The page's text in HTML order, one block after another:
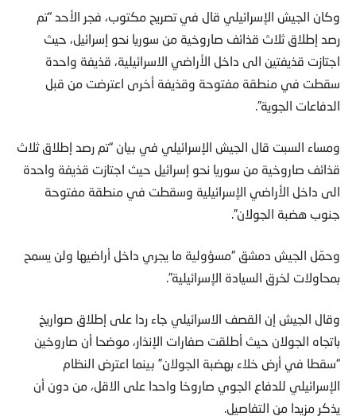
وكان الجيش الإسرائيلي قال في تصريح مكتوب، فجر الأحد “تم
رصد إطلاق ثلاث قذائف صاروخية من سوريا نحو إسرائيل، حيث
اجتازت قذيفتين الى داخل الأراضي الاسرائيلية، قذيفة واحدة
سقطت في منطقة مفتوحة وقذيفة أخرى اعترضت من قبل
الدفاعات الجوية”.
ومساء السبت قال الجيش الإسرائيلي في بيان “تم رصد إطلاق ثلاث
قذائف صاروخية من سوريا نحو إسرائيل حيث اجتازت قذيفة واحدة
الى داخل الأراضي الإسرائيلية وسقطت في منطقة مفتوحة
جنوب هضبة الجولان”.
وحمّل الجيش دمشق “مسؤولية ما يجري داخل أراضيها ولن يسمح
بمحاولات لخرق السيادة الإسرائيلية”.
وقال الجيش إن القصف الاسرائيلي جاء ردا على إطلاق صواريخ
باتجاه الجولان حيث أطلقت صفارات الإنذار، موضحا أن صاروخين
“سقطا في أرض خلاء بهضبة الجولان” بينما اعترض النظام
الإسرائيلي للدفاع الجوي صاروخا واحدا على الاقل، من دون أن
يذكر مزيدا من التفاصيل.